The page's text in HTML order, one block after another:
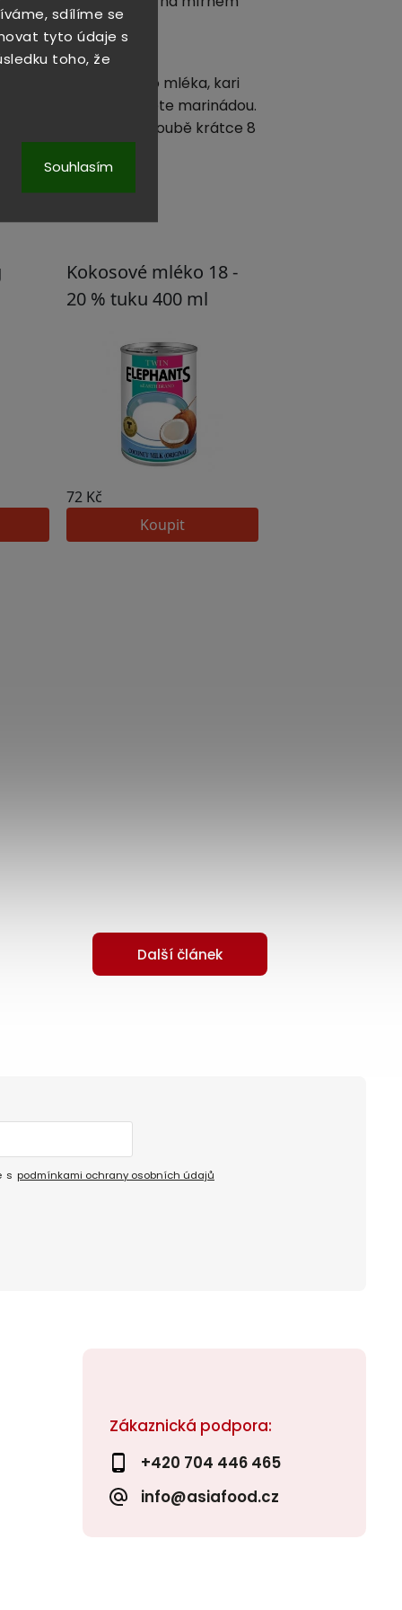
sdílíme se
tyto údaje s
toho, že
Souhlasím
z kokosového mléka, kari
na špejle a potřete marinádou.
špízy grilujte v troubě krátce 8
Další článek
Zákaznická podpora:
+420 704 446 465
info@asiafood.cz
s podmínkami ochrany osobních údajů